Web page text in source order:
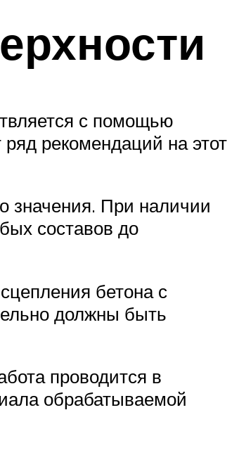
с помощью
рекомендаций на этот
значения. При наличии
составов до
бетона с
должны быть
проводится в
обрабатываемой